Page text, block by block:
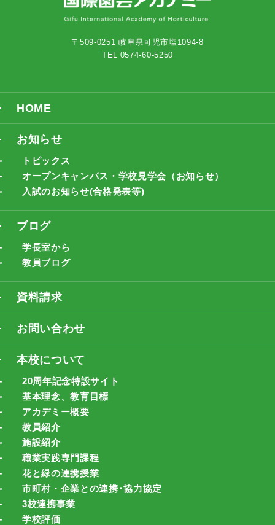
〒509-0251 岐阜県可児市塩1094-8
TEL 0574-60-5250
HOME
お知らせ
トピックス
オープンキャンパス・学校見学会（お知らせ）
入試のお知らせ(合格発表等)
ブログ
学長室から
教員ブログ
資料請求
お問い合わせ
本校について
20周年記念特設サイト
基本理念、教育目標
アカデミー概要
教員紹介
施設紹介
職業実践専門課程
花と緑の連携授業
市町村・企業との連携･協力協定
3校連携事業
学校評価